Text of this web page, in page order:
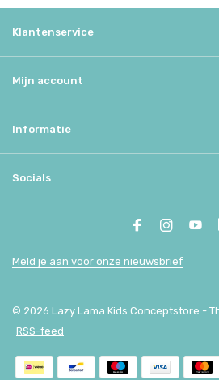
Klantenservice
Mijn account
Informatie
Socials
Meld je aan voor onze nieuwsbrief
© 2026 Lazy Lama Kids Conceptstore -
RSS-feed